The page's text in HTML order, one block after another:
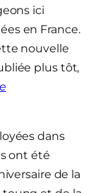
ici
en France.
nouvelle
plus tôt,
dans
ont été
de la